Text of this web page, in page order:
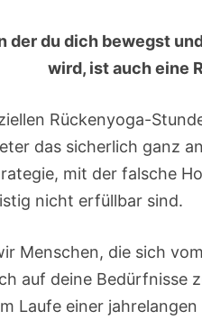
der du dich bewegst
wird, ist auch eine
Rückenyoga-
das sicherlich ganz
mit der falsche
nicht erfüllbar sind.
Menschen, die sich
auf deine
Laufe einer